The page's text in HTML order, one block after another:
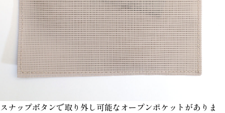
スナップボタンで取り外し可能なオープンポケットがありま